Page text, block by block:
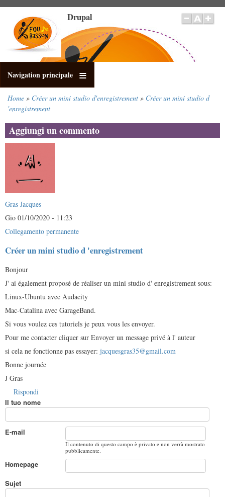
contenuto
principale
Drupal
Navigation principale
Briciole
pane
Home Créer un mini studio d'enregistrement
Créer un mini studio d
'enregistrement
Aggiungi un commento
Gras Jacques
Gio 01/10/2020 - 11:23
Collegamento permanente
Créer un mini studio d 'enregistrement
Bonjour
J' ai également proposé de réaliser un mini studio d' enregistrement sous:
Linux-Ubuntu avec Audacity
Mac-Catalina avec GarageBand.
Si vous voulez ces tutoriels je peux vous les envoyer.
Pour me contacter cliquer sur Envoyer un message privé à l' auteur
si cela ne fonctionne pas essayer: jacquesgras35@gmail.com
Bonne journée
J Gras
Rispondi
Il tuo nome
E-mail
Il contenuto di questo campo è privato e non verrà mostrato
pubblicamente.
Homepage
Sujet